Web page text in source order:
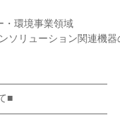
・環境事業領域
ソリューション関連機